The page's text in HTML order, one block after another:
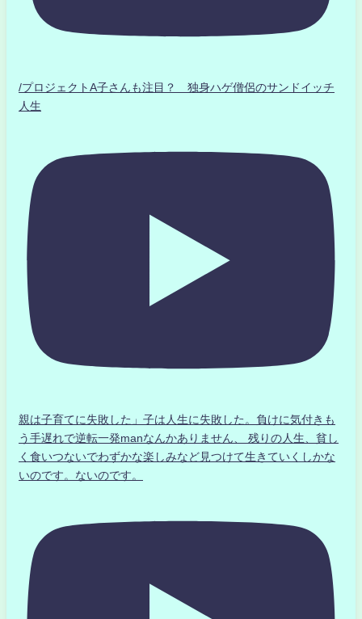
/プロジェクトA子さんも注目？ 独身ハゲ僧侶のサンドイッチ
人生
親は子育てに失敗した」子は人生に失敗した。負けに気付きも
う手遅れで逆転一発manなんかありません、 残りの人生、貧し
く食いつないでわずかな楽しみなど見つけて生きていくしかな
いのです。ないのです。